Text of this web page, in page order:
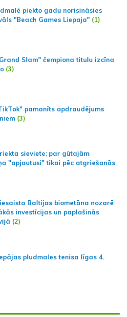
piekto gadu norisināsies
"Beach Games Liepaja" (1)
Slam" čempiona titulu izcīna
(3)
pamanīts apdraudējums
(3)
sieviete; par gūtajām
"apjautusi" tikai pēc atgriešanās
Baltijas biometāna nozarē
investīcijas un paplašinās
(2)
pludmales tenisa līgas 4.